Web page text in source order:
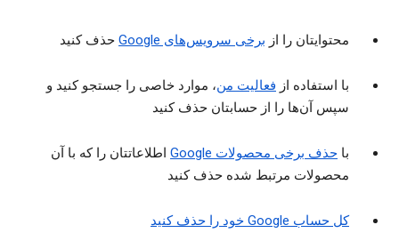
محتوایتان را از برخی سرویس‌های Google حذف کنید
با استفاده از فعالیت من، موارد خاصی را جستجو کنید و
سپس آن‌ها را از حسابتان حذف کنید
با حذف برخی محصولات Google
اطلاعاتتان را که با آن
محصولات مرتبط شده حذف کنید
کل حساب Google خود را حذف کنید